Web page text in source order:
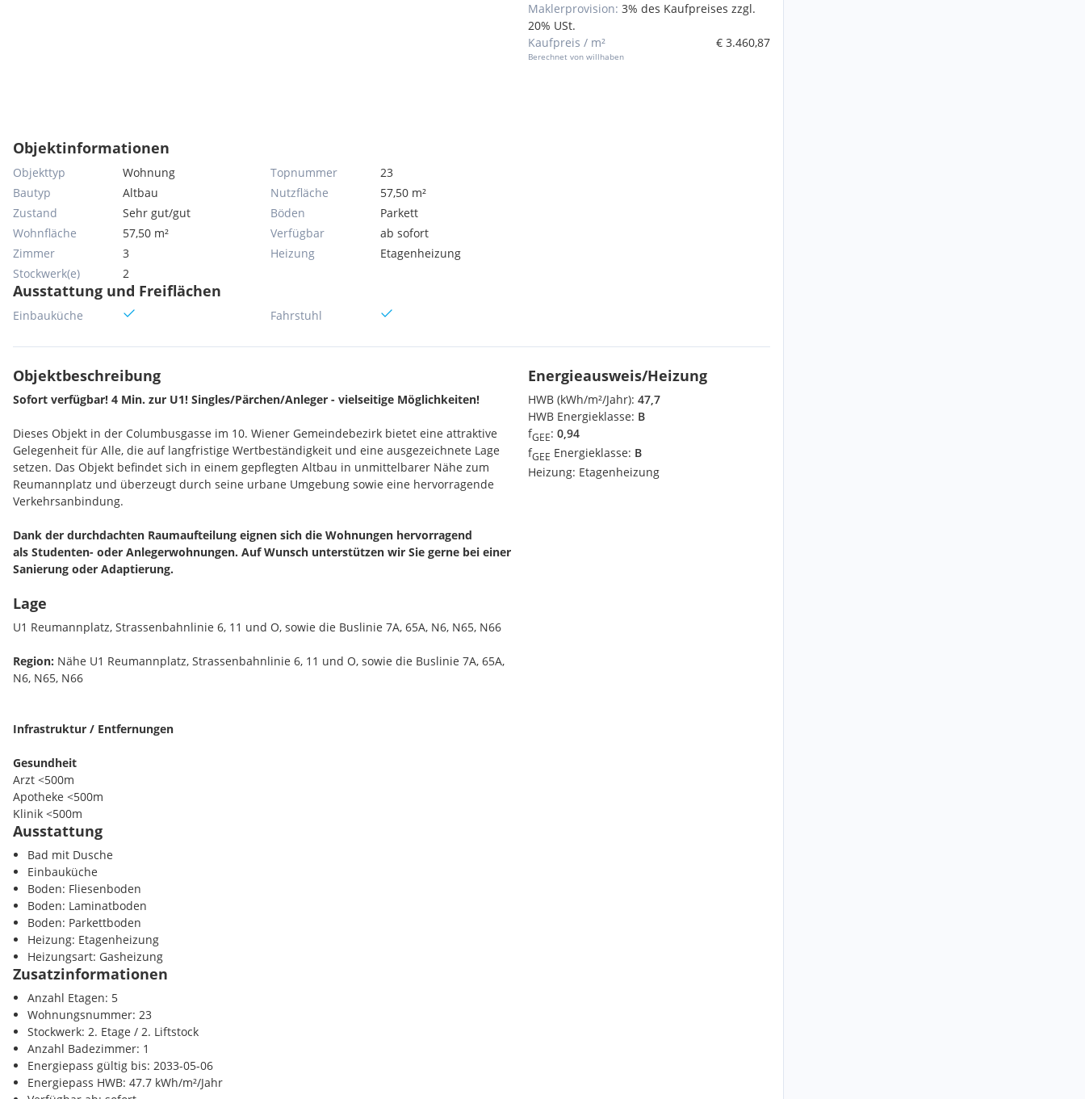
Objektinformationen
Objekttyp
Wohnung
Bautyp
Altbau
Zustand
Sehr gut/gut
Wohnfläche
57,50 m²
Zimmer
3
Stockwerk(e)
2
Topnummer
23
Nutzfläche
57,50 m²
Böden
Parkett
Verfügbar
ab sofort
Heizung
Etagenheizung
Ausstattung und Freiflächen
Einbauküche Fahrstuhl
Maklerprovision: 3% des Kaufpreises zzgl.
20% USt.
Kaufpreis / m²
Berechnet von willhaben
€ 3.460,87
Objektbeschreibung
Sofort verfügbar! 4 Min. zur U1! Singles/Pärchen/Anleger - vielseitige Möglichkeiten!
Dieses Objekt in der Columbusgasse im 10. Wiener Gemeindebezirk bietet eine attraktive
Gelegenheit für Alle, die auf langfristige Wertbeständigkeit und eine ausgezeichnete Lage
setzen. Das Objekt befindet sich in einem gepflegten Altbau in unmittelbarer Nähe zum
Reumannplatz und überzeugt durch seine urbane Umgebung sowie eine hervorragende
Verkehrsanbindung.
Dank der durchdachten Raumaufteilung eignen sich die Wohnungen hervorragend
als Studenten- oder Anlegerwohnungen. Auf Wunsch unterstützen wir Sie gerne bei einer
Sanierung oder Adaptierung.
Gebäude & Projektübersicht
Wir haben im Objekt Wohnungen mit Größen zwischen ca.40m² bis 58m² . Das Haus ist mit
einemLift ausgestattet
Wohnung:
Die Wohnung verfügt über eine Wohnfläche von ca. 57,50qm und gliedert sich in folgende
Raumaufteilung:
Vorraum
Küchenzimmer
Wohnzimmer
Schlafzimmer
Badezimmer mit einer Dusche, einer Toilette und einem Waschbecken
Kosten:
Der Kaufpreis für die Wohnung beläuft sich auf Euro 199.900,--.
Kaufvertragserrichtung: Kanzlei VHM Lanzerstorfer - 1,5% des Kaufpreises zzgl. 20% USt.,
Beglaubigung und Barauslagen.
Lage
U1 Reumannplatz, Strassenbahnlinie 6, 11 und O, sowie die Buslinie 7A, 65A, N6, N65, N66
Region: Nähe U1 Reumannplatz, Strassenbahnlinie 6, 11 und O, sowie die Buslinie 7A, 65A,
N6, N65, N66
Infrastruktur / Entfernungen
Gesundheit
Arzt <500m
Apotheke <500m
Klinik <500m
Krankenhaus <2000m
Kinder / Schulen
Schule <500m
Kindergarten <500m
Universität <1000m
Höhere Schule <2500m
Nahversorgung
Supermarkt <500m
Bäckerei <500m
Einkaufszentrum <1000m
Verkehr
U-Bahn <500m
Bahnhof <500m
Ausstattung
Bad mit Dusche
Einbauküche
Boden: Fliesenboden
Boden: Laminatboden
Boden: Parkettboden
Heizung: Etagenheizung
Heizungsart: Gasheizung
Zusatzinformationen
Anzahl Etagen: 5
Wohnungsnummer: 23
Stockwerk: 2. Etage / 2. Liftstock
Anzahl Badezimmer: 1
Energiepass gültig bis: 2033-05-06
Energiepass HWB: 47.7 kWh/m²/Jahr
Energieausweis/Heizung
HWB (kWh/m²/Jahr): 47,7
HWB Energieklasse: B
fGEE: 0,94
fGEE Energieklasse: B
Heizung: Etagenheizung